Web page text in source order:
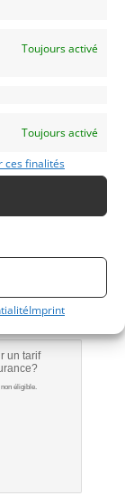
Toujours activé
Toujours activé
ces finalités
Imprint
un tarif
éligible.